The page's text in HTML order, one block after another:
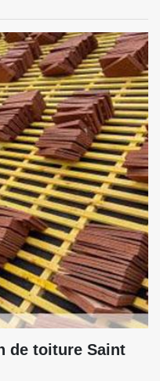
de toiture Saint